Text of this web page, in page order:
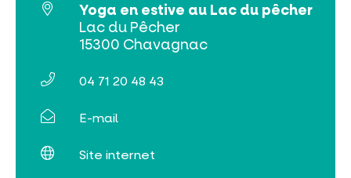
Rechercher
Yoga en estive au Lac du pêcher
Lac du Pêcher
15300 Chavagnac
04 71 20 48 43
E-mail
Site internet